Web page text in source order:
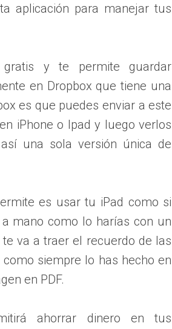
aplicación para manejar tus
y te permite guardar
en Dropbox que tiene una
es que puedes enviar a este
iPhone o Ipad y luego verlos
una sola versión única de
es usar tu iPad como si
mano como lo harías con un
va a traer el recuerdo de las
siempre lo has hecho en
en PDF.
ahorrar dinero en tus